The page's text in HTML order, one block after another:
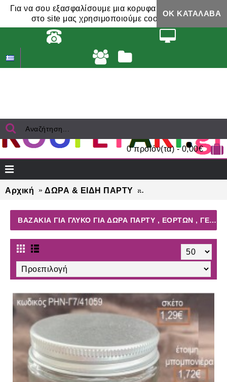
Για να σου εξασφαλίσουμε μια κορυφαία εμπειρία,
στο site μας χρησιμοποιούμε cookies.
ΟΚ ΚΑΤΆΛΑΒΑ
0 προϊόν(τα) - 0,00€
Αρχική ΔΩΡΑ & ΕΙΔΗ ΠΑΡΤΥ
ΒΑΖΑΚΙΑ ΓΙΑ ΓΛΥΚΟ ΓΙΑ ΔΏΡΑ ΠΆΡΤΥ , ΕΟΡΤΏΝ , ΓΕΝΕΘΛΊΩΝ